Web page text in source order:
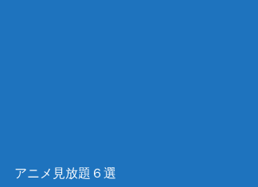
アニメ見放題６選